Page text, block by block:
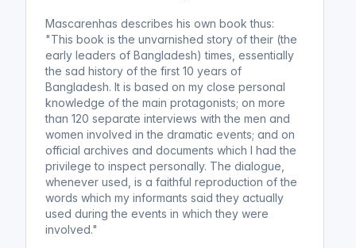
Mascarenhas describes his own book thus:
"This book is the unvarnished story of their (the
early leaders of Bangladesh) times, essentially
the sad history of the first 10 years of
Bangladesh. It is based on my close personal
knowledge of the main protagonists; on more
than 120 separate interviews with the men and
women involved in the dramatic events; and on
official archives and documents which I had the
privilege to inspect personally. The dialogue,
whenever used, is a faithful reproduction of the
words which my informants said they actually
used during the events in which they were
involved."